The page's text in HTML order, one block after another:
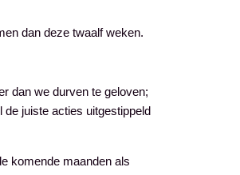
dan deze twaalf weken.
dan we durven te geloven;
de juiste acties uitgestippeld
komende maanden als